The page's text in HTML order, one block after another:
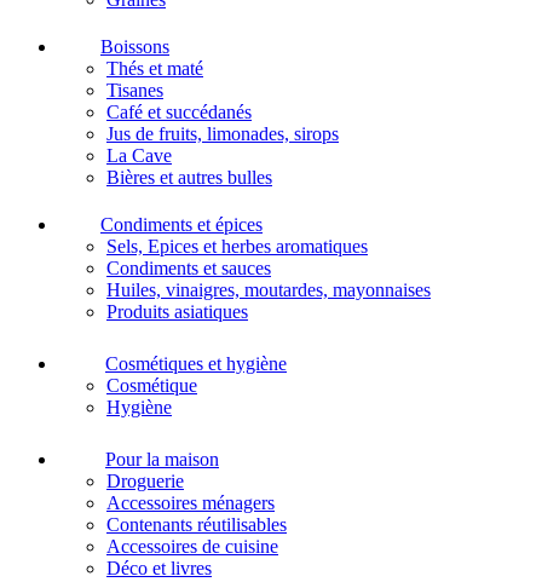
Boissons
Thés et maté
Tisanes
Café et succédanés
Jus de fruits, limonades, sirops
La Cave
Bières et autres bulles
Condiments et épices
Sels, Epices et herbes aromatiques
Condiments et sauces
Huiles, vinaigres, moutardes, mayonnaises
Produits asiatiques
Cosmétiques et hygiène
Cosmétique
Hygiène
Pour la maison
Droguerie
Accessoires ménagers
Contenants réutilisables
Accessoires de cuisine
Déco et livres